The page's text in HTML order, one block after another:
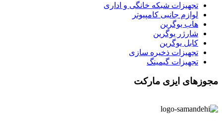
تجهیزات شبکه خانگی و اداری
لوازم جانبی کامپیوتر
هاب یوگرین
شارژر یوگرین
کابل یوگرین
تجهیزات ذخیره سازی
تجهیزات گیمینگ
مجوزهای ایزی مارکت